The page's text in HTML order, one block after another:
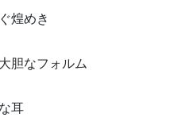
煌めき
胆なフォルム
耳